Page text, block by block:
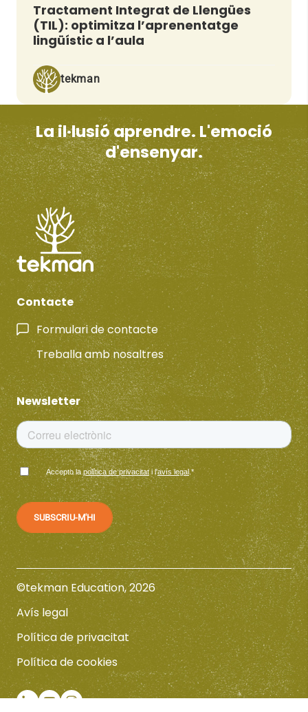
Tractament Integrat de Llengües
(TIL): optimitza l’aprenentatge
lingüístic a l’aula
tekman
La il·lusió aprendre. L'emoció
d'ensenyar.
Contacte
Formulari de contacte
Treballa amb nosaltres
Newsletter
Accepto lapolítica de privacitati l'avís legal.*
©tekman Education, 2026
Avís legal
Política de privacitat
Política de cookies